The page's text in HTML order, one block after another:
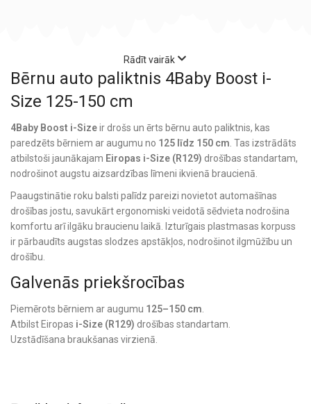
Bērnu auto paliktnis 4Baby Boost i-
Size 125-150 cm
4Baby Boost i-Sizeir drošs un ērts bērnu auto paliktnis, kas
paredzēts bērniem ar augumu no 125 līdz 150 cm. Tas izstrādāts
atbilstoši jaunākajam Eiropas i-Size (R129) drošības standartam,
nodrošinot augstu aizsardzības līmeni ikvienā braucienā.
Paaugstinātie roku balsti palīdz pareizi novietot automašīnas
drošības jostu, savukārt ergonomiski veidotā sēdvieta nodrošina
komfortu arī ilgāku braucienu laikā. Izturīgais plastmasas korpuss
ir pārbaudīts augstas slodzes apstākļos, nodrošinot ilgmūžību un
drošību.
Galvenās priekšrocības
Piemērots bērniem ar augumu 125–150 cm.
Atbilst Eiropas i-Size (R129) drošības standartam.
Uzstādīšana braukšanas virzienā.
Piemērots arī automašīnām bez Isofix stiprinājumiem.
Rādīt vairāk